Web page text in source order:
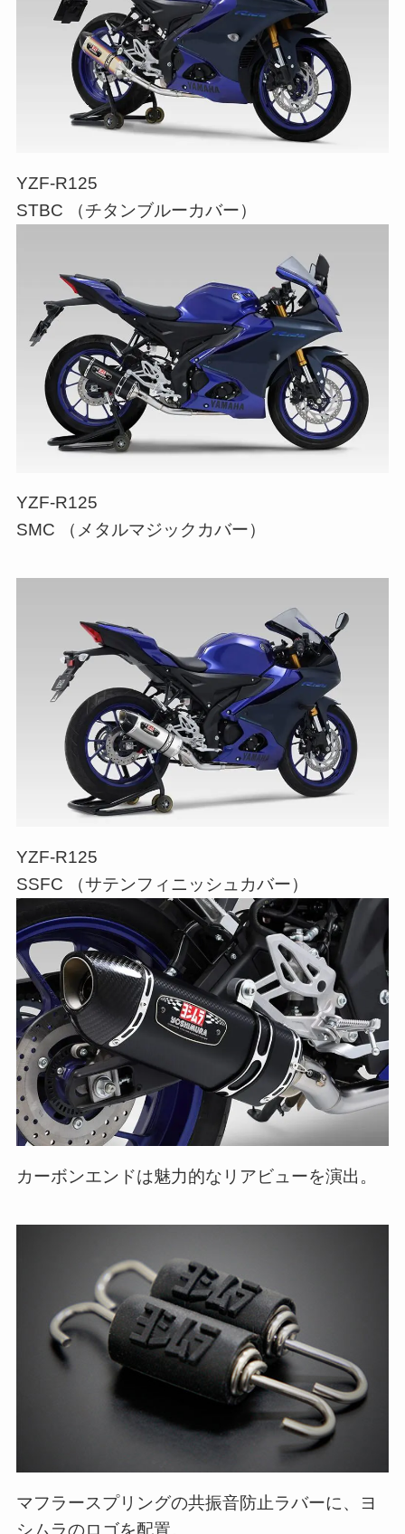
YZF-R125
STBC （チタンブルーカバー）
YZF-R125
SMC （メタルマジックカバー）
YZF-R125
SSFC （サテンフィニッシュカバー）
カーボンエンドは魅力的なリアビューを演出。
マフラースプリングの共振音防止ラバーに、ヨ
シムラのロゴを配置。